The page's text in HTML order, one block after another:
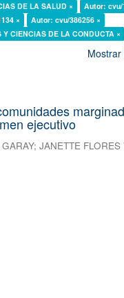
DE LA SALUD ×
Autor: cvu/
×
Autor: cvu/386256 ×
CIENCIAS DE LA CONDUCTA ×
ejecutivo
;JANETTE